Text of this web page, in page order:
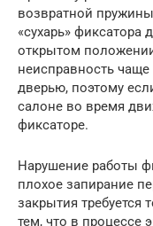
возвратной
«сухарь»
открытом
неисправность чаще
дверью, поэтому
салоне во время
фиксаторе.
Нарушение работы
плохое запирание
закрытия требуется
тем, что в процессе